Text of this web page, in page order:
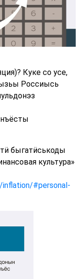
Куке со усе,
Россиысь
быгатӥськоды
культура»
#personal-